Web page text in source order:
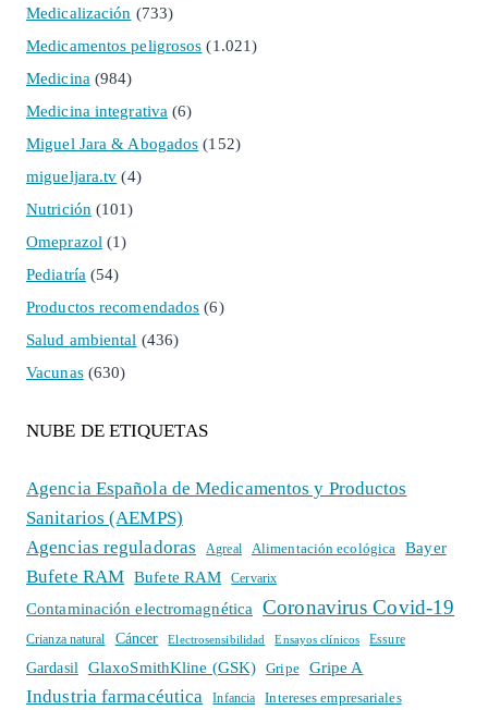
Medicalización (733)
Medicamentos peligrosos (1.021)
Medicina (984)
Medicina integrativa (6)
Miguel Jara & Abogados (152)
migueljara.tv (4)
Nutrición (101)
Omeprazol (1)
Pediatría (54)
Productos recomendados (6)
Salud ambiental (436)
Vacunas(630)
NUBE DE ETIQUETAS
Agencia Española de Medicamentos y Productos
Sanitarios (AEMPS)
Agencias reguladoras
Agreal Alimentación ecológica Bayer
Bufete RAM Bufete RAM Cervarix
Contaminación electromagnética Coronavirus Covid-19
Crianza natural Cáncer Electrosensibilidad Ensayos clínicos Essure
Gardasil GlaxoSmithKline (GSK) Gripe Gripe A
Industria farmacéutica Infancia
Intereses empresariales